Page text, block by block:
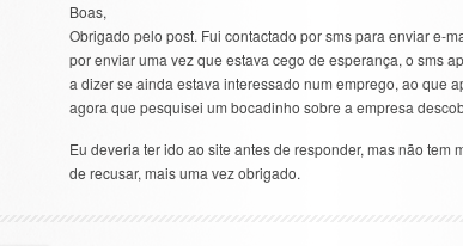
Boas,
Obrigado pelo post. Fui contactado por sms para enviar e-
por enviar uma vez que estava cego de esperança, o sms
a dizer se ainda estava interessado num emprego, ao que
agora que pesquisei um bocadinho sobre a empresa
Eu deveria ter ido ao site antes de responder, mas não tem
de recusar, mais uma vez obrigado.